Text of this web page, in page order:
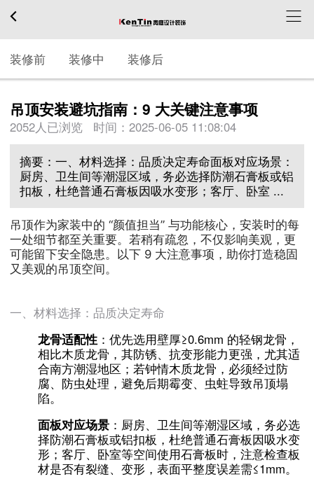
装修前 装修中 装修后
吊顶安装避坑指南：9 大关键注意事项
2052人已浏览 时间： 2025-06-05 11:08:04
摘要：一、材料选择：品质决定寿命面板对应场景：
厨房、卫生间等潮湿区域，务必选择防潮石膏板或铝
扣板，杜绝普通石膏板因吸水变形；客厅、卧室 ...
吊顶作为家装中的 “颜值担当” 与功能核心，安装时的每
一处细节都至关重要。若稍有疏忽，不仅影响美观，更
可能留下安全隐患。以下 9 大注意事项，助你打造稳固
又美观的吊顶空间。
一、材料选择：品质决定寿命
龙骨适配性 ：优先选用壁厚≥0.6mm 的轻钢龙骨，
相比木质龙骨，其防锈、抗变形能力更强，尤其适
合南方潮湿地区；若钟情木质龙骨，必须经过防
腐、防虫处理，避免后期霉变、虫蛀导致吊顶塌
陷。
面板对应场景 ：厨房、卫生间等潮湿区域，务必选
择防潮石膏板或铝扣板，杜绝普通石膏板因吸水变
形；客厅、卧室等空间使用石膏板时，注意检查板
材是否有裂缝、变形，表面平整度误差需≤1mm。